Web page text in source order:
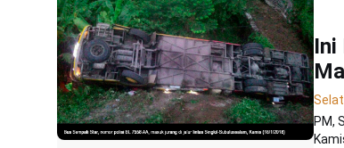
Ini
PM,